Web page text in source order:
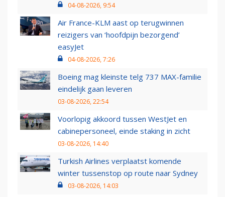
04-08-2026, 9:54
Air France-KLM aast op terugwinnen
reizigers van ‘hoofdpijn bezorgend’
easyJet
04-08-2026, 7:26
Boeing mag kleinste telg 737 MAX-familie
eindelijk gaan leveren
03-08-2026, 22:54
Voorlopig akkoord tussen WestJet en
cabinepersoneel, einde staking in zicht
03-08-2026, 14:40
Turkish Airlines verplaatst komende
winter tussenstop op route naar Sydney
03-08-2026, 14:03